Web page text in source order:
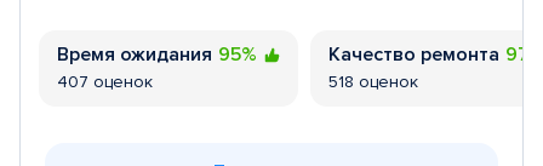
Время ожидания 95%
407 оценок
Качество ремонта
518 оценок